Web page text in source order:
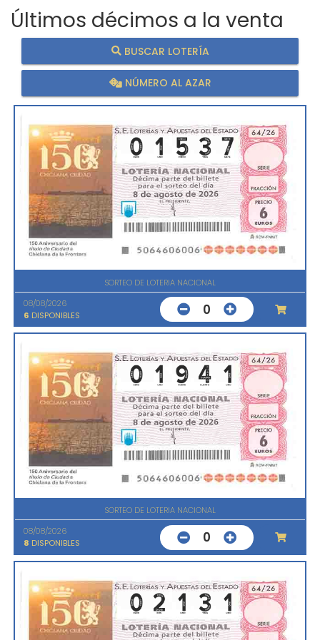
Últimos décimos a la venta
BUSCAR LOTERÍA
NÚMERO AL AZAR
SORTEO DE LOTERIA NACIONAL
08/08/2026
6 DISPONIBLES 0
SORTEO DE LOTERIA NACIONAL
08/08/2026
8 DISPONIBLES 0